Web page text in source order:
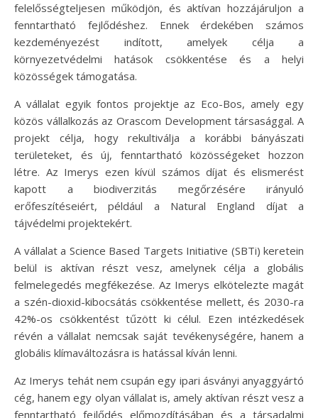
felelősségteljesen működjön, és aktívan hozzájáruljon a
fenntartható fejlődéshez. Ennek érdekében számos
kezdeményezést indított, amelyek célja a
környezetvédelmi hatások csökkentése és a helyi
közösségek támogatása.
A vállalat egyik fontos projektje az Eco-Bos, amely egy
közös vállalkozás az Orascom Development társasággal. A
projekt célja, hogy rekultiválja a korábbi bányászati
területeket, és új, fenntartható közösségeket hozzon
létre. Az Imerys ezen kívül számos díjat és elismerést
kapott a biodiverzitás megőrzésére irányuló
erőfeszítéseiért, például a Natural England díjat a
tájvédelmi projektekért.
A vállalat a Science Based Targets Initiative (SBTi) keretein
belül is aktívan részt vesz, amelynek célja a globális
felmelegedés megfékezése. Az Imerys elkötelezte magát
a szén-dioxid-kibocsátás csökkentése mellett, és 2030-ra
42%-os csökkentést tűzött ki célul. Ezen intézkedések
révén a vállalat nemcsak saját tevékenységére, hanem a
globális klímaváltozásra is hatással kíván lenni.
Az Imerys tehát nem csupán egy ipari ásványi anyaggyártó
cég, hanem egy olyan vállalat is, amely aktívan részt vesz a
fenntartható fejlődés előmozdításában és a társadalmi